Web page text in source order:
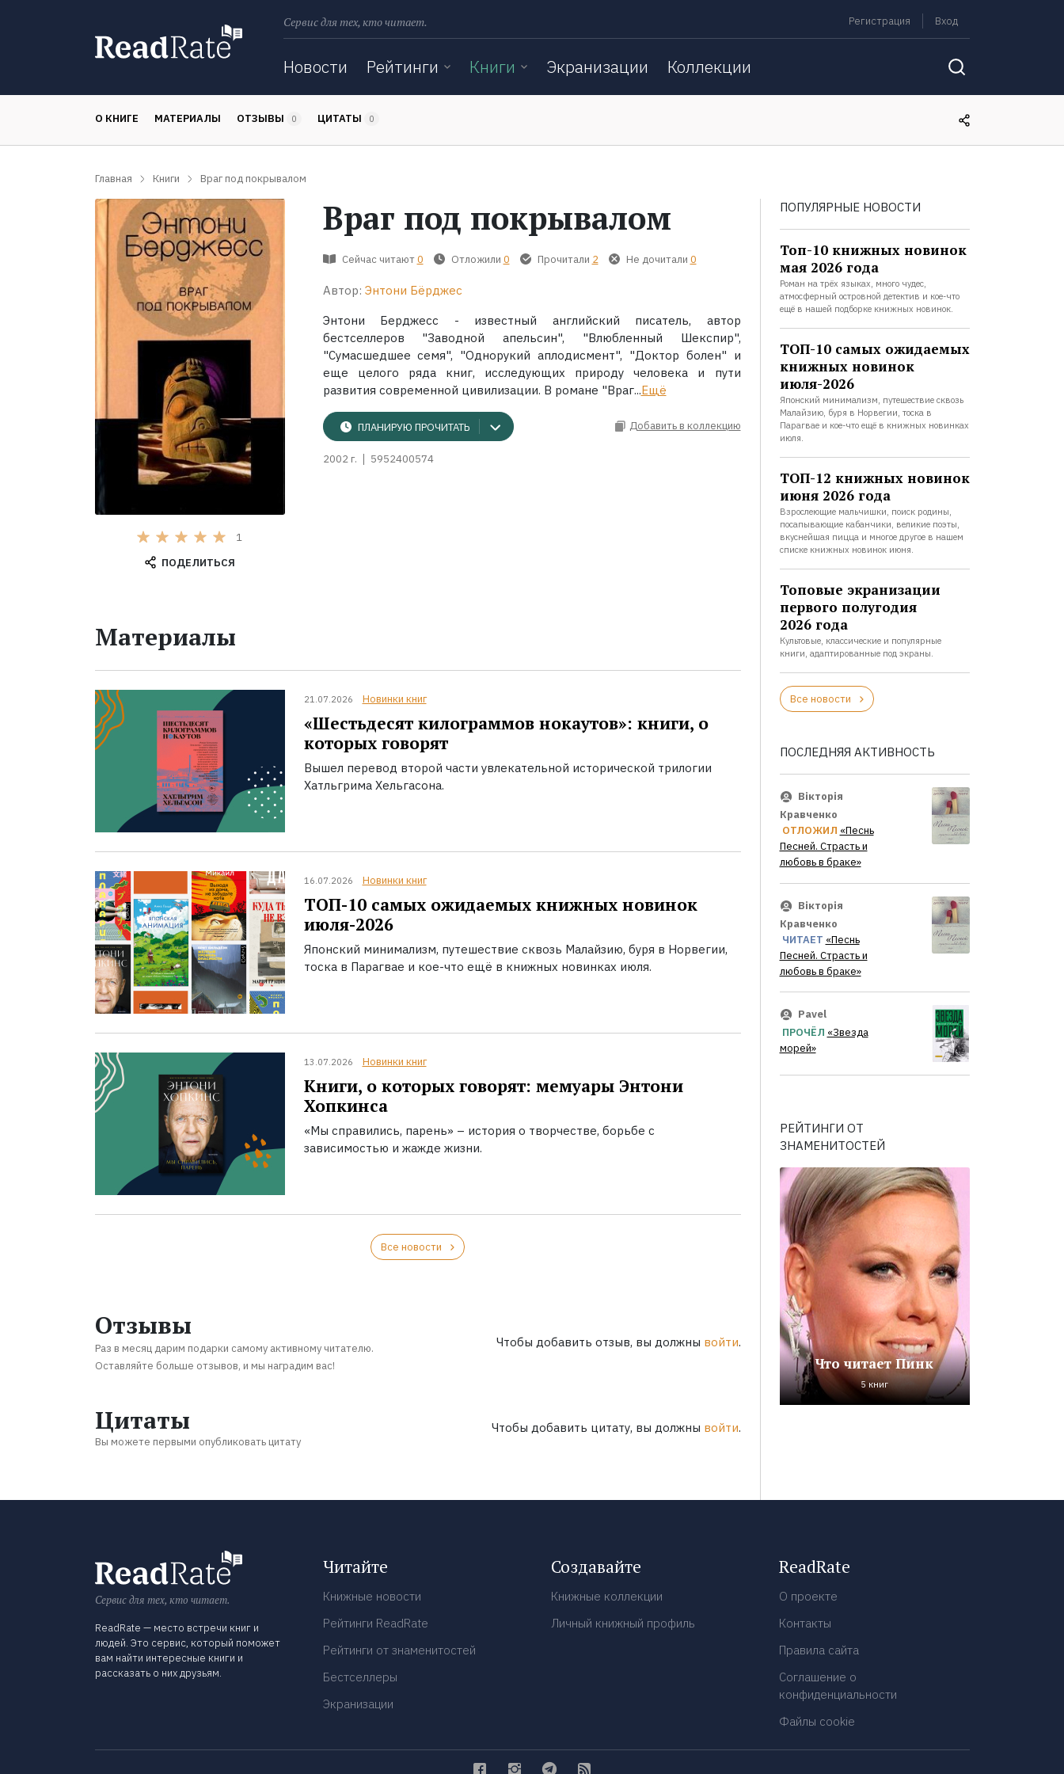
Сервис для тех, кто читает. Регистрация Вход
Новости Рейтинги Книги Экранизации Коллекции
О КНИГЕ МАТЕРИАЛЫ ОТЗЫВЫ 0 ЦИТАТЫ 0
Главная Книги Враг под покрывалом
1
ПОДЕЛИТЬСЯ
Враг под покрывалом
Сейчас читают 0 Отложили 0 Прочитали 2 Не дочитали 0
Автор: Энтони Бёрджес
Энтони Берджесс - известный английский писатель, автор
бестселлеров "Заводной апельсин", "Влюбленный Шекспир",
"Сумасшедшее семя", "Однорукий аплодисмент", "Доктор болен" и
еще целого ряда книг, исследующих природу человека и пути
развития современной цивилизации. В романе "Враг...Ещё
ПЛАНИРУЮ ПРОЧИТАТЬ Добавить в коллекцию
2002 г. 5952400574
Материалы
21.07.2026 Новинки книг
«Шестьдесят килограммов нокаутов»: книги, о
которых говорят
Вышел перевод второй части увлекательной исторической трилогии
Хатльгрима Хельгасона.
16.07.2026 Новинки книг
ТОП-10 самых ожидаемых книжных новинок
июля-2026
Японский минимализм, путешествие сквозь Малайзию, буря в Норвегии,
тоска в Парагвае и кое-что ещё в книжных новинках июля.
13.07.2026 Новинки книг
Книги, о которых говорят: мемуары Энтони
Хопкинса
«Мы справились, парень» – история о творчестве, борьбе с
зависимостью и жажде жизни.
Все новости
Отзывы
Раз в месяц дарим подарки самому активному читателю.
Оставляйте больше отзывов, и мы наградим вас!
Чтобы добавить отзыв, вы должны войти.
Цитаты
Вы можете первыми опубликовать цитату
Чтобы добавить цитату, вы должны войти.
ПОПУЛЯРНЫЕ НОВОСТИ
Топ-10 книжных новинок
мая 2026 года
Роман на трёх языках, много чудес,
атмосферный островной детектив и кое-что
ещё в нашей подборке книжных новинок.
ТОП-10 самых ожидаемых
книжных новинок
июля-2026
Японский минимализм, путешествие сквозь
Малайзию, буря в Норвегии, тоска в
Парагвае и кое-что ещё в книжных новинках
июля.
ТОП-12 книжных новинок
июня 2026 года
Взрослеющие мальчишки, поиск родины,
посапывающие кабанчики, великие поэты,
вкуснейшая пицца и многое другое в нашем
списке книжных новинок июня.
Топовые экранизации
первого полугодия
2026 года
Культовые, классические и популярные
книги, адаптированные под экраны.
Все новости
ПОСЛЕДНЯЯ АКТИВНОСТЬ
Вікторія
Кравченко
ОТЛОЖИЛ «Песнь
Песней. Страсть и
любовь в браке»
Вікторія
Кравченко
ЧИТАЕТ «Песнь
Песней. Страсть и
любовь в браке»
Pavel
ПРОЧЁЛ «Звезда
морей»
РЕЙТИНГИ ОТ
ЗНАМЕНИТОСТЕЙ
Что читает Пинк
5 книг
Сервис для тех, кто читает.
ReadRate — место встречи книг и
людей. Это сервис, который поможет
вам найти интересные книги и
рассказать о них друзьям.
Читайте
Книжные новости
Рейтинги ReadRate
Рейтинги от знаменитостей
Бестселлеры
Экранизации
Создавайте
Книжные коллекции
Личный книжный профиль
ReadRate
О проекте
Контакты
Правила сайта
Соглашение о
конфиденциальности
Файлы cookie